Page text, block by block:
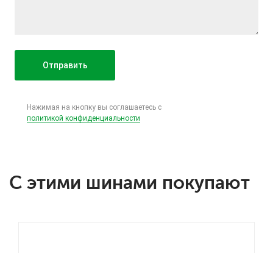
Нажимая на кнопку вы соглашаетесь с
политикой конфиденциальности
С этими шинами покупают